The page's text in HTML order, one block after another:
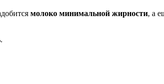
молоко минимальной жирности, а